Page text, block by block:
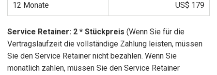
12 Monate US$ 179
Service Retainer: 2 * Stückpreis (Wenn Sie für die
Vertragslaufzeit die vollständige Zahlung leisten, müssen
Sie den Service Retainer nicht bezahlen. Wenn Sie
monatlich zahlen, müssen Sie den Service Retainer